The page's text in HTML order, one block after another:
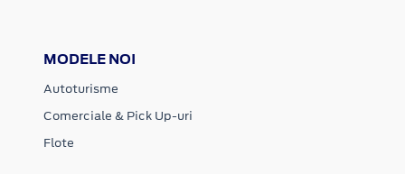
MODELE NOI
Autoturisme
Comerciale & Pick Up-uri
Flote